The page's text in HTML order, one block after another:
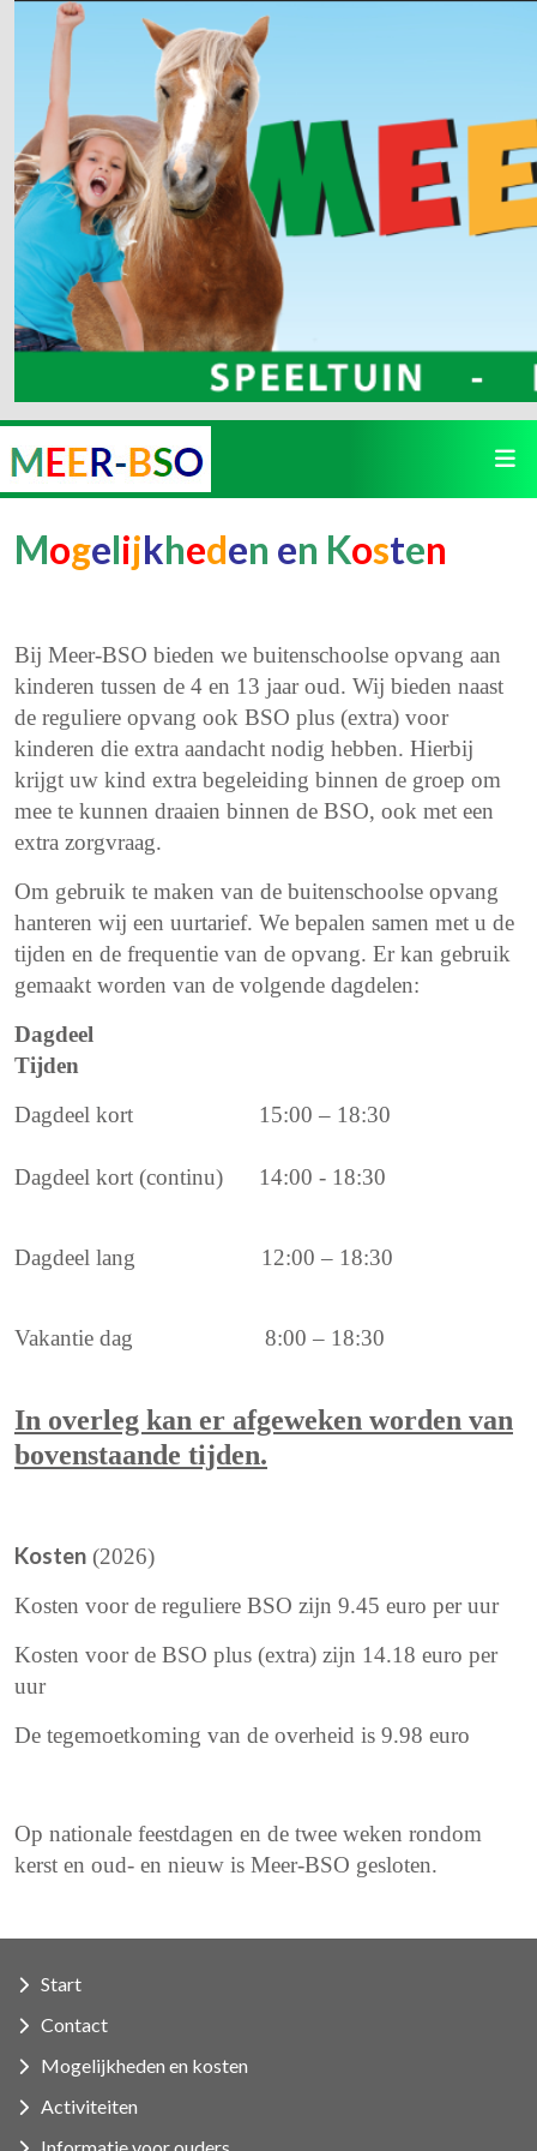
Mogelijkheden en Kosten
Bij Meer-BSO bieden we buitenschoolse opvang aan
kinderen tussen de 4 en 13 jaar oud. Wij bieden naast
de reguliere opvang ook BSO plus (extra) voor
kinderen die extra aandacht nodig hebben. Hierbij
krijgt uw kind extra begeleiding binnen de groep om
mee te kunnen draaien binnen de BSO, ook met een
extra zorgvraag.
Om gebruik te maken van de buitenschoolse opvang
hanteren wij een uurtarief. We bepalen samen met u de
tijden en de frequentie van de opvang. Er kan gebruik
gemaakt worden van de volgende dagdelen:
Dagdeel
Tijden
Dagdeel kort 15:00 – 18:30
Dagdeel kort (continu) 14:00 - 18:30
Dagdeel lang 12:00 – 18:30
Vakantie dag 8:00 – 18:30
In overleg kan er afgeweken worden van
bovenstaande tijden.
Kosten (2026)
Kosten voor de reguliere BSO zijn 9.45 euro per uur
Kosten voor de BSO plus (extra) zijn 14.18 euro per
uur
De tegemoetkoming van de overheid is 9.98 euro
Op nationale feestdagen en de twee weken rondom
kerst en oud- en nieuw is Meer-BSO gesloten.
Start
Contact
Mogelijkheden en kosten
Activiteiten